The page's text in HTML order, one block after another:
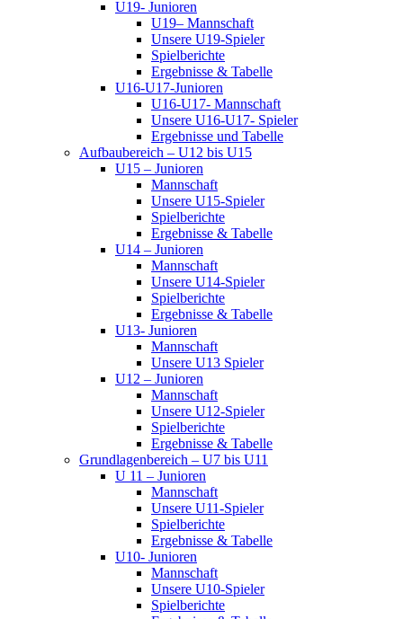
U19- Junioren
U19– Mannschaft
Unsere U19-Spieler
Spielberichte
Ergebnisse & Tabelle
U16-U17-Junioren
U16-U17- Mannschaft
Unsere U16-U17- Spieler
Ergebnisse und Tabelle
Aufbaubereich – U12 bis U15
U15 – Junioren
Mannschaft
Unsere U15-Spieler
Spielberichte
Ergebnisse & Tabelle
U14 – Junioren
Mannschaft
Unsere U14-Spieler
Spielberichte
Ergebnisse & Tabelle
U13- Junioren
Mannschaft
Unsere U13 Spieler
U12 – Junioren
Mannschaft
Unsere U12-Spieler
Spielberichte
Ergebnisse & Tabelle
Grundlagenbereich – U7 bis U11
U 11 – Junioren
Mannschaft
Unsere U11-Spieler
Spielberichte
Ergebnisse & Tabelle
U10- Junioren
Mannschaft
Unsere U10-Spieler
Spielberichte